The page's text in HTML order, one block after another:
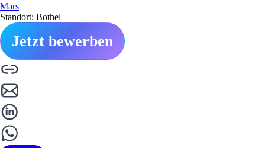
Mars
Standort: Bothel
Jetzt bewerben